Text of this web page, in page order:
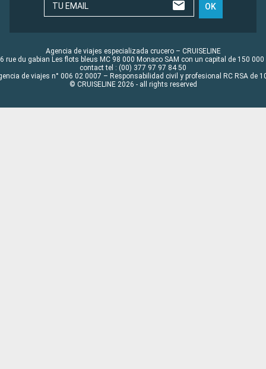
TU EMAIL OK
Agencia de viajes especializada crucero – CRUISELINE
rue du gabian Les flots bleus MC 98 000 Monaco SAM con un capital de 150 000
contact tel : (00) 377 97 97 84 50
de viajes n° 006 02 0007 – Responsabilidad civil y profesional RC RSA de
© CRUISELINE 2026 - all rights reserved